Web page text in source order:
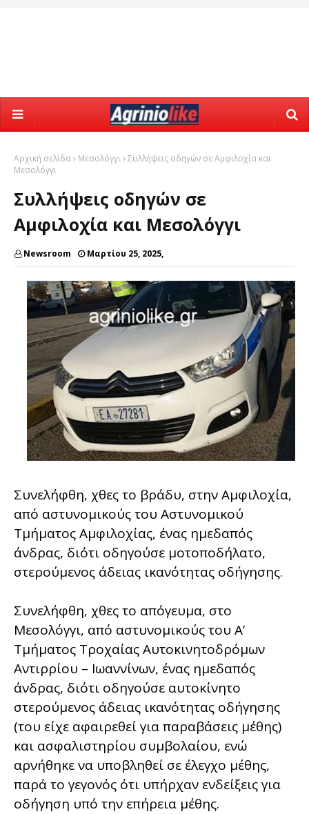
Αρχική σελίδα Μεσολόγγι Συλλήψεις οδηγών σε Αμφιλοχία και
Μεσολόγγι
Συλλήψεις οδηγών σε
Αμφιλοχία και Μεσολόγγι
Newsroom Μαρτίου 25, 2025,
Συνελήφθη, χθες το βράδυ, στην Αμφιλοχία,
από αστυνομικούς του Αστυνομικού
Τμήματος Αμφιλοχίας, ένας ημεδαπός
άνδρας, διότι οδηγούσε μοτοποδήλατο,
στερούμενος άδειας ικανότητας οδήγησης.
Συνελήφθη, χθες το απόγευμα, στο
Μεσολόγγι, από αστυνομικούς του Α’
Τμήματος Τροχαίας Αυτοκινητοδρόμων
Αντιρρίου – Ιωαννίνων, ένας ημεδαπός
άνδρας, διότι οδηγούσε αυτοκίνητο
στερούμενος άδειας ικανότητας οδήγησης
(του είχε αφαιρεθεί για παραβάσεις μέθης)
και ασφαλιστηρίου συμβολαίου, ενώ
αρνήθηκε να υποβληθεί σε έλεγχο μέθης,
παρά το γεγονός ότι υπήρχαν ενδείξεις για
οδήγηση υπό την επήρεια μέθης.